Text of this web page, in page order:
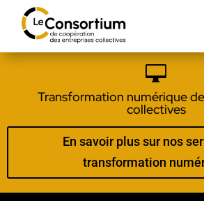

Transformation numérique
collectives
En savoir plus sur nos
transformation